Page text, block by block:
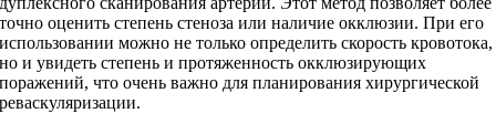
точно оценить степень стеноза или наличие окклюзии. При его
использовании можно не только определить скорость кровотока,
но и увидеть степень и протяженность окклюзирующих
поражений, что очень важно для планирования хирургической
реваскуляризации.